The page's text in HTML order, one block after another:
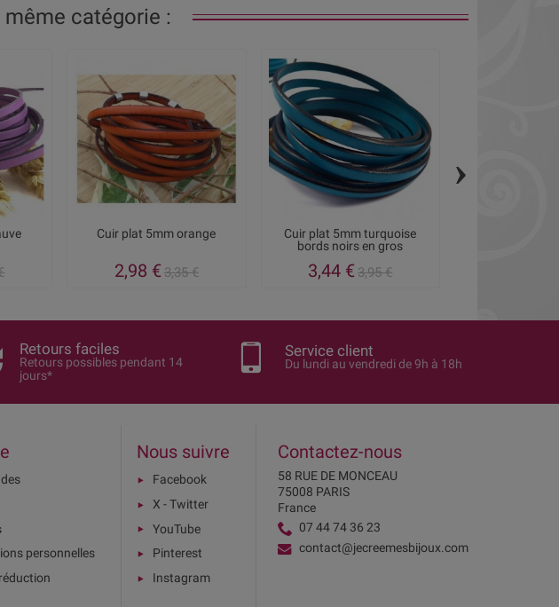
catégorie :
Cuir plat 5mm orange
2,98 €3,35 €
Cuir plat 5mm turquoise
bords noirs en gros
3,44 €3,95 €
›
Retours faciles
Retours possibles pendant 14
jours*
Service client
Du lundi au vendredi de 9h à 18h
personnelles
Nous suivre
Facebook
X - Twitter
YouTube
Pinterest
Instagram
Contactez-nous
58 RUE DE MONCEAU
75008 PARIS
France
07 44 74 36 23
contact@jecreemesbijoux.com